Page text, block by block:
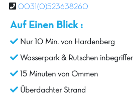
0031(0)523638260
Auf Einen Blick :
Nur 10 Min. von Hardenberg
Wasserpark & Rutschen
15 Minuten von Ommen
Überdachter Strand